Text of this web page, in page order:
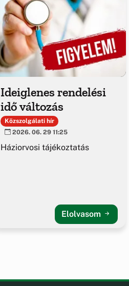
Ideiglenes rendelési
idő változás
Közszolgálati hír
2026. 06. 29 11:25
Háziorvosi tájékoztatás
Elolvasom